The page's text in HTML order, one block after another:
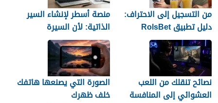
من التسجيل إلى الاحتراف:
دليل تطبيق RolsBet
للمستخدمين السوريين
منصة أسطر لإنشاء السير
الذاتية: لأن السيرة
العشوائية لن تمنحك وظيفة
نصائح تنقلك من اللعب
العشوائي إلى المنافسة
الصورة التي يصنعها هاتفك
خلف ظهرك